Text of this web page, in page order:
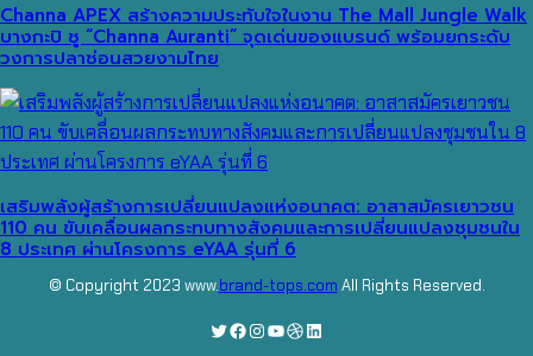
Channa APEX สร้างความประทับใจในงาน The Mall Jungle Walk
บางกะปิ ชู “Channa Auranti” จุดเด่นของแบรนด์ พร้อมยกระดับ
วงการปลาช่อนสวยงามไทย
เสริมพลังผู้สร้างการเปลี่ยนแปลงแห่งอนาคต: อาสาสมัครเยาวชน
110 คน ขับเคลื่อนผลกระทบทางสังคมและการเปลี่ยนแปลงชุมชนใน
8 ประเทศ ผ่านโครงการ eYAA รุ่นที่ 6
© Copyright 2023 www.brand-tops.com All Rights Reserved.
Twitter
Facebook
Instagram
YouTube
Dribbble
LinkedIn